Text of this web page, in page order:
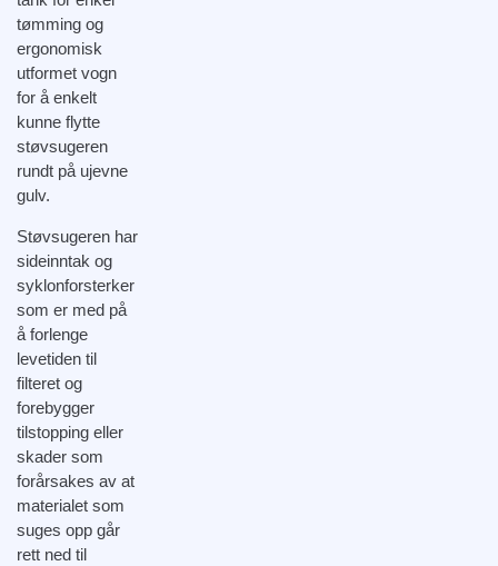
tømming og
ergonomisk
utformet vogn
for å enkelt
kunne flytte
støvsugeren
rundt på ujevne
gulv.
Støvsugeren har
sideinntak og
syklonforsterker
som er med på
å forlenge
levetiden til
filteret og
forebygger
tilstopping eller
skader som
forårsakes av at
materialet som
suges opp går
rett ned til